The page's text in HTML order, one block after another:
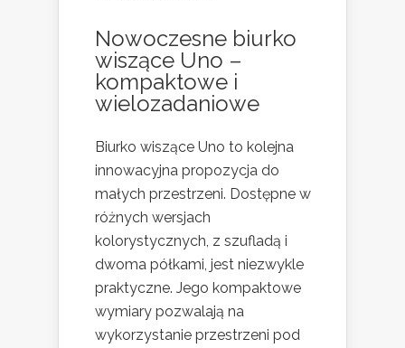
Nowoczesne biurko
wiszące Uno –
kompaktowe i
wielozadaniowe
Biurko wiszące Uno to kolejna
innowacyjna propozycja do
małych przestrzeni. Dostępne w
różnych wersjach
kolorystycznych, z szufladą i
dwoma półkami, jest niezwykle
praktyczne. Jego kompaktowe
wymiary pozwalają na
wykorzystanie przestrzeni pod